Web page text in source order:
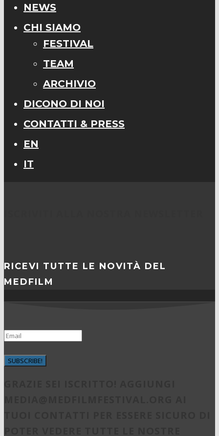
NEWS
CHI SIAMO
FESTIVAL
TEAM
ARCHIVIO
DICONO DI NOI
CONTATTI & PRESS
EN
IT
RICEVI TUTTE LE NOVITÀ DEL
MEDFILM
SUBSCRIBE!